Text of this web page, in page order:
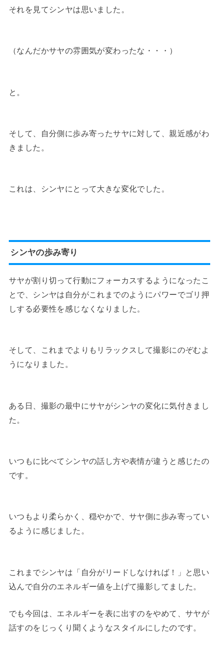
それを見てシンヤは思いました。
（なんだかサヤの雰囲気が変わったな・・・）
と。
そして、自分側に歩み寄ったサヤに対して、親近感がわ
きました。
これは、シンヤにとって大きな変化でした。
シンヤの歩み寄り
サヤが割り切って行動にフォーカスするようになったこ
とで、シンヤは自分がこれまでのようにパワーでゴリ押
しする必要性を感じなくなりました。
そして、これまでよりもリラックスして撮影にのぞむよ
うになりました。
ある日、撮影の最中にサヤがシンヤの変化に気付きまし
た。
いつもに比べてシンヤの話し方や表情が違うと感じたの
です。
いつもより柔らかく、穏やかで、サヤ側に歩み寄ってい
るように感じました。
これまでシンヤは「自分がリードしなければ！」と思い
込んで自分のエネルギー値を上げて撮影してました。
でも今回は、エネルギーを表に出すのをやめて、サヤが
話すのをじっくり聞くようなスタイルにしたのです。